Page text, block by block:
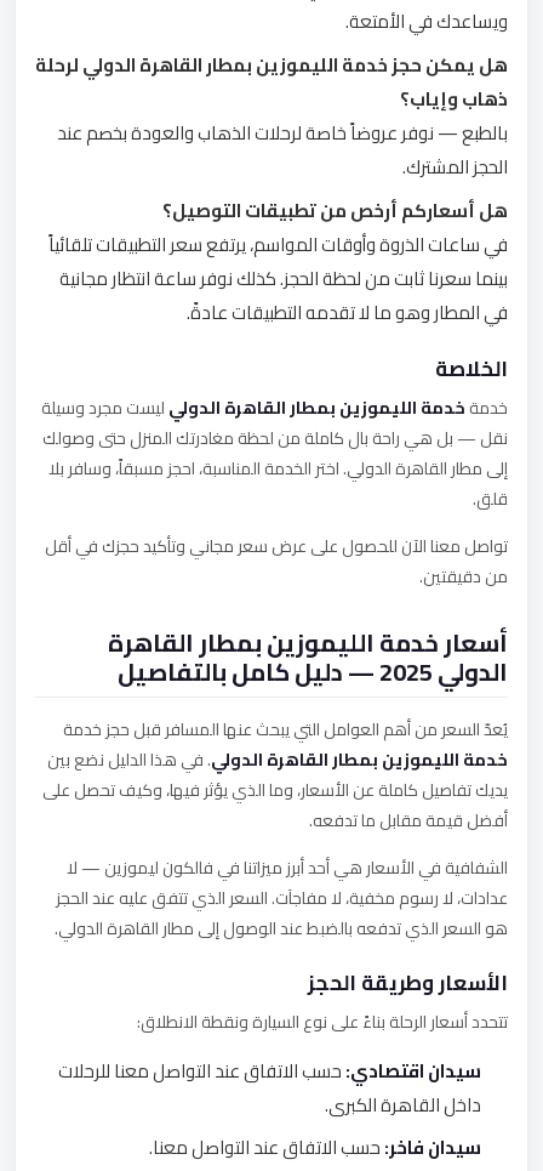
ويساعدك في الأمتعة.
هل يمكن حجز خدمة الليموزين بمطار القاهرة الدولي لرحلة
ذهاب وإياب؟
بالطبع — نوفر عروضاً خاصة لرحلات الذهاب والعودة بخصم عند
الحجز المشترك.
هل أسعاركم أرخص من تطبيقات التوصيل؟
في ساعات الذروة وأوقات المواسم، يرتفع سعر التطبيقات تلقائياً
بينما سعرنا ثابت من لحظة الحجز. كذلك نوفر ساعة انتظار مجانية
في المطار وهو ما لا تقدمه التطبيقات عادةً.
الخلاصة
خدمةخدمة الليموزين بمطار القاهرة الدوليليست مجرد وسيلة
نقل — بل هي راحة بال كاملة من لحظة مغادرتك المنزل حتى وصولك
إلى مطار القاهرة الدولي. اختر الخدمة المناسبة، احجز مسبقاً، وسافر بلا
قلق.
تواصل معنا الآن للحصول على عرض سعر مجاني وتأكيد حجزك في أقل
من دقيقتين.
أسعار خدمة الليموزين بمطار القاهرة
الدولي 2025 — دليل كامل بالتفاصيل
يُعدّ السعر من أهم العوامل التي يبحث عنها المسافر قبل حجز خدمة
خدمة الليموزين بمطار القاهرة الدولي. في هذا الدليل نضع بين
يديك تفاصيل كاملة عن الأسعار، وما الذي يؤثر فيها، وكيف تحصل على
أفضل قيمة مقابل ما تدفعه.
الشفافية في الأسعار هي أحد أبرز ميزاتنا في فالكون ليموزين — لا
عدادات، لا رسوم مخفية، لا مفاجآت. السعر الذي تتفق عليه عند الحجز
هو السعر الذي تدفعه بالضبط عند الوصول إلى مطار القاهرة الدولي.
الأسعار وطريقة الحجز
تتحدد أسعار الرحلة بناءً على نوع السيارة ونقطة الانطلاق:
سيدان اقتصادي:حسب الاتفاق عند التواصل معنا للرحلات
داخل القاهرة الكبرى.
سيدان فاخر:حسب الاتفاق عند التواصل معنا.